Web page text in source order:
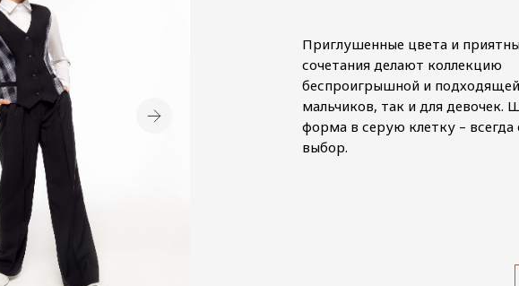
Приглушенные цвета и
сочетания делают коллекцию
беспроигрышной и
мальчиков, так и для девочек.
форма в серую клетку – всегда
выбор.